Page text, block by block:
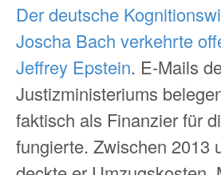
Der deutsche
Joscha Bach verkehrte
Jeffrey Epstein. E-Mails
Justizministeriums
faktisch als Finanzier für
fungierte. Zwischen 2013